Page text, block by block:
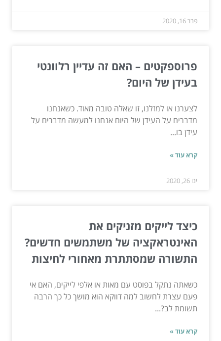
פבר 16, 2020
פרוספקטים – האם זה עדיין רלוונטי
בעידן של היום?
לצערנו או למזלנו, זו שאלה טובה מאוד. כשאנחנו
מדברים על העידן של היום אנחנו למעשה מדברים על
עידן בו...
קרא עוד »
ינו 26, 2020
כיצד לייקים מזניקים את
האינטראקציה של משתמשים חדשים?
התשורה שמסתתרת מאחורי לחיצות
כשאתה נתקל בפוסט עם מאות או אלפי לייקים, האם אי
פעם עצרת לחשוב למה דווקא הוא מושך כל כך הרבה
תשומת לב?...
קרא עוד »